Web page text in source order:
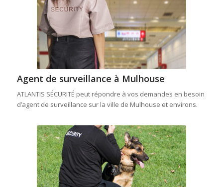
Agent de surveillance à Mulhouse
ATLANTIS SÉCURITÉ peut répondre à vos demandes en besoin
d’agent de surveillance sur la ville de Mulhouse et environs.